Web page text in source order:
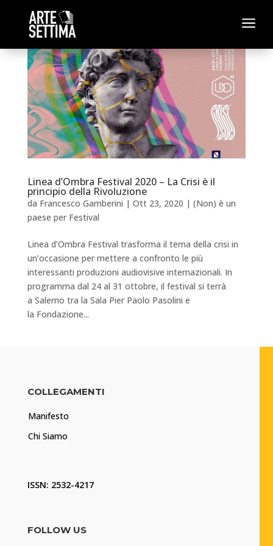
a
Linea d’Ombra Festival 2020 – La Crisi è il
principio della Rivoluzione
da Francesco Gamberini | Ott 23, 2020 | (Non) è un
paese per Festival
Linea d’Ombra Festival trasforma il tema della crisi in
un’occasione per mettere a confronto le più
interessanti produzioni audiovisive internazionali. In
programma dal 24 al 31 ottobre, il festival si terrà
a Salerno tra la Sala Pier Paolo Pasolini e
la Fondazione...
COLLEGAMENTI
Manifesto
Chi Siamo
ISSN: 2532-4217
FOLLOW US